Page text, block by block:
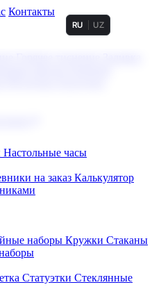
Контакты
RU UZ
Настольные часы
на заказ Калькулятор
наборы Кружки Стаканы
Статуэтки Стеклянные